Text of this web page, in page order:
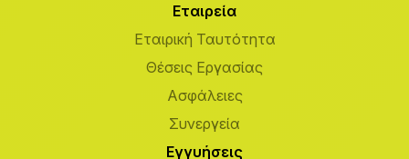
Εταιρεία
Εταιρική Ταυτότητα
Θέσεις Εργασίας
Ασφάλειες
Συνεργεία
Εγγυήσεις